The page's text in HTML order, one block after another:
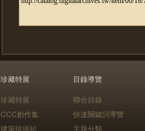
珍藏特展
珍藏特展
CCC創作集
建築排排站
目錄導覽
聯合目錄
快速關鍵詞導覽
主題分類